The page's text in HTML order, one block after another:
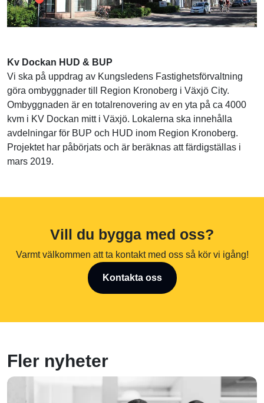
Kv Dockan HUD & BUP
Vi ska på uppdrag av Kungsledens Fastighetsförvaltning
göra ombyggnader till Region Kronoberg i Växjö City.
Ombyggnaden är en totalrenovering av en yta på ca 4000
kvm i KV Dockan mitt i Växjö. Lokalerna ska innehålla
avdelningar för BUP och HUD inom Region Kronoberg.
Projektet har påbörjats och är beräknas att färdigställas i
mars 2019.
Vill du bygga med oss?
Varmt välkommen att ta kontakt med oss så kör vi igång!
Kontakta oss
Fler nyheter